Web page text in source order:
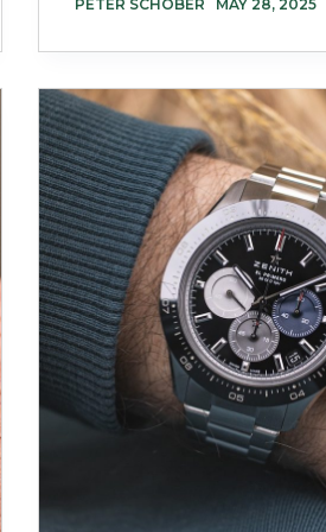
PETER SCHOBER MAY 28, 2025